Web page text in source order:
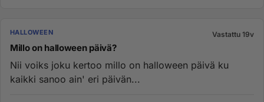
HALLOWEEN Vastattu 19v
Millo on halloween päivä?
Nii voiks joku kertoo millo on halloween päivä ku
kaikki sanoo ain' eri päivän...